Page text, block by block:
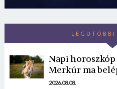
Napi horoszkóp
Merkúr ma
2026.08.08.